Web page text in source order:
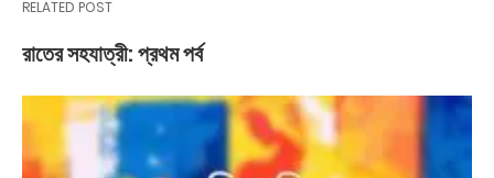
RELATED POST
রাতের সহযাত্রী: প্রথম পর্ব